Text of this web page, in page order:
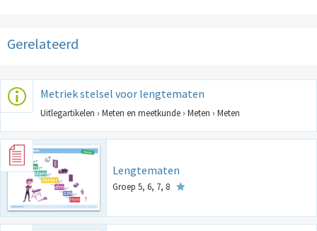
Gerelateerd
Metriek stelsel voor lengtematen
Uitlegartikelen › Meten en meetkunde › Meten › Meten
Lengtematen
Groep 5, 6, 7, 8